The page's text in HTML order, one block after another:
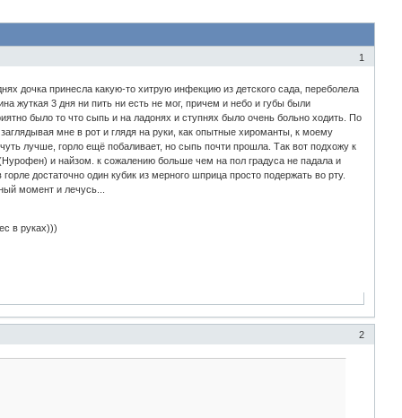
1
дочка принесла какую-то хитрую инфекцию из детского сада, переболела
жуткая 3 дня ни пить ни есть не мог, причем и небо и губы были
было то что сыпь и на ладонях и ступнях было очень больно ходить. По
мне в рот и глядя на руки, как опытные хироманты, к моему
лучше, горло ещё побаливает, но сыпь почти прошла. Так вот подхожу к
и найзом. к сожалению больше чем на пол градуса не падала и
достаточно один кубик из мерного шприца просто подержать во рту.
момент и лечусь...
в руках)))
2